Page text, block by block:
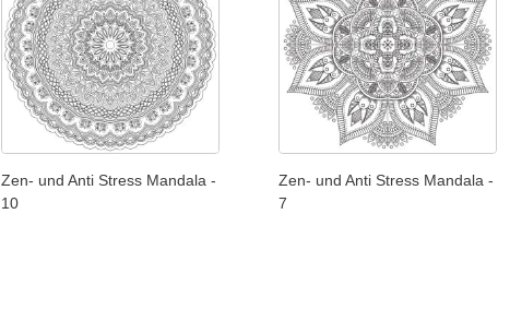
Zen- und Anti Stress Mandala -
10
Zen- und Anti Stress Mandala -
7